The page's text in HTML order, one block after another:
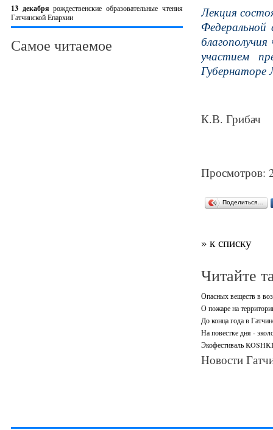
13 декабрярождественские образовательные чтения
Гатчинской Епархии
Самое читаемое
Лекция
участием
Губернаторе
К.В. Грибач
Просмотров:
Поделиться…
» к списку
Читайте
Опасных веществ в
О пожаре на
До конца года в
На повестке дня -
Экофестиваль
Новости